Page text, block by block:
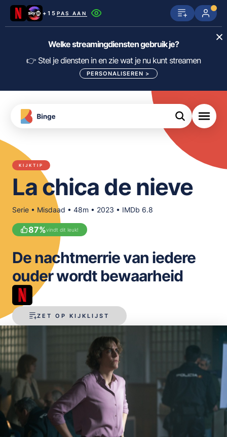
+15 PAS AAN
Netflix SkyShowtime Prime Video
Disney+ Videoland HBO Max
Viaplay Apple TV
KIJK
meJane
FILTER FILMS EN SERIES OP MIJN
ALLES/NIETS SELECTEREN
Welke streamingdiensten gebruik je?
👉 Stel je diensten in en zie wat je nu kunt streamen
PERSONALISEREN >
Download
de
App
KIJKTIP
La chica de nieve
Serie • Misdaad • 48m • 2023 • IMDb 6.8
87%vindt dit leuk!
ZET OP KIJKLIJST
De nachtmerrie van iedere
ouder wordt bewaarheid